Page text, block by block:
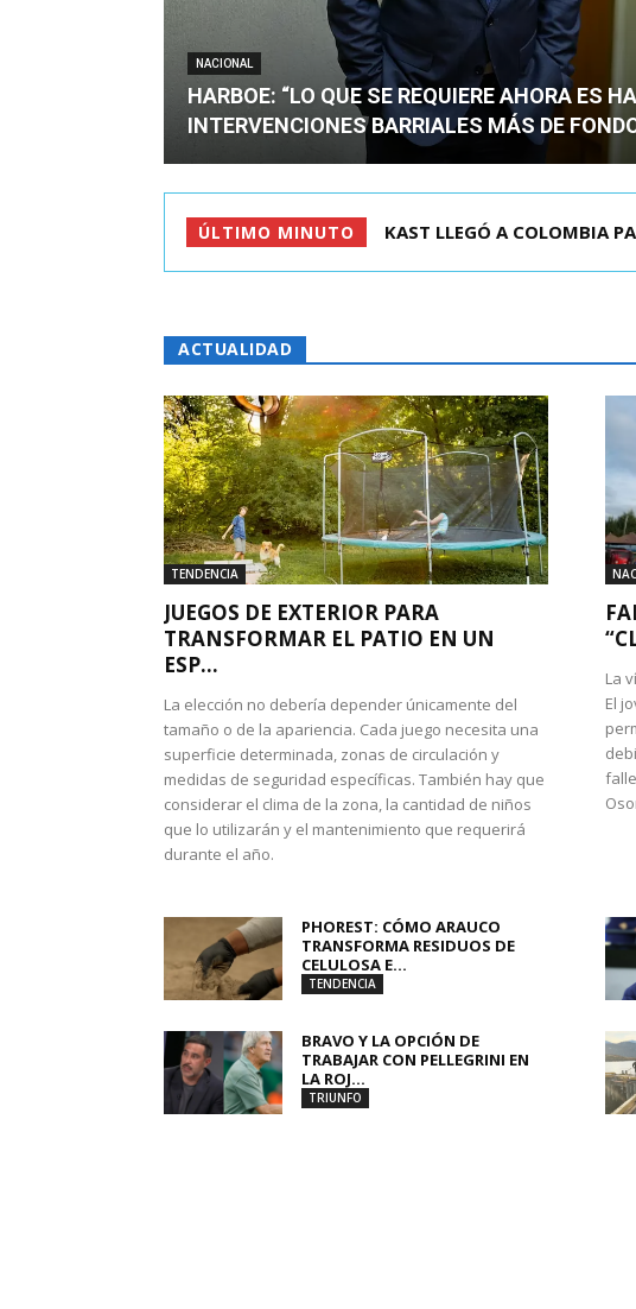
NACIONAL
HARBOE: “LO QUE SE REQUIERE AHORA ES
INTERVENCIONES BARRIALES MÁS DE
ÚLTIMO MINUTO HARBOE: “LO QUE SE
KAST LLEGÓ A COLOMBIA
ACTUALIDAD
TENDENCIA
JUEGOS DE EXTERIOR PARA
TRANSFORMAR EL PATIO EN UN
ESP...
La elección no debería depender únicamente del
tamaño o de la apariencia. Cada juego necesita una
superficie determinada, zonas de circulación y
medidas de seguridad específicas. También hay que
considerar el clima de la zona, la cantidad de niños
que lo utilizarán y el mantenimiento que requerirá
durante el año.
La
El
PHOREST: CÓMO ARAUCO
TRANSFORMA RESIDUOS DE
CELULOSA E...
TENDENCIA
BRAVO Y LA OPCIÓN DE
TRABAJAR CON PELLEGRINI EN
LA ROJ...
TRIUNFO